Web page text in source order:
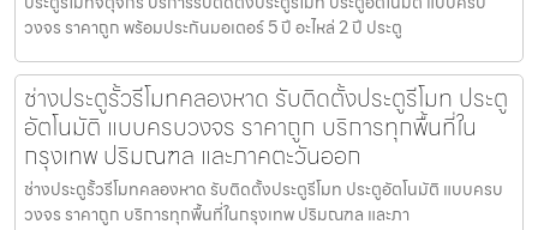
วงจร ราคาถูก พร้อมประกันมอเตอร์ 5 ปี อะไหล่ 2 ปี ประตู
ช่างประตูรั้วรีโมทคลองหาด รับติดตั้งประตูรีโมท ประตู
อัตโนมัติ แบบครบวงจร ราคาถูก บริการทุกพื้นที่ใน
กรุงเทพ ปริมณฑล และภาคตะวันออก
ช่างประตูรั้วรีโมทคลองหาด รับติดตั้งประตูรีโมท ประตูอัตโนมัติ แบบครบ
วงจร ราคาถูก บริการทุกพื้นที่ในกรุงเทพ ปริมณฑล และภา